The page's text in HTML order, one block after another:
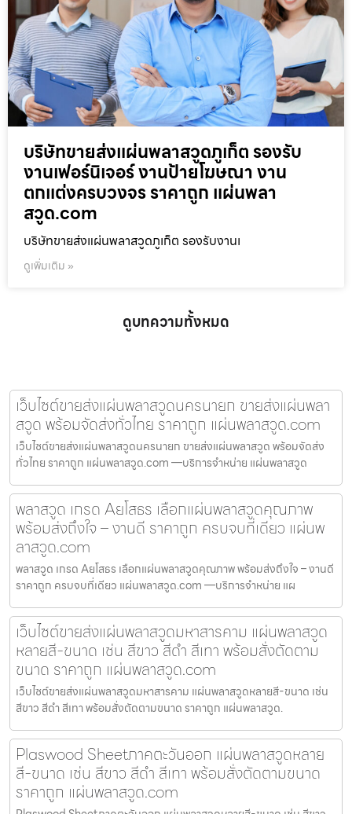
บริษัทขายส่งแผ่นพลาสวูดภูเก็ต รองรับ
งานเฟอร์นิเจอร์ งานป้ายโฆษณา งาน
ตกแต่งครบวงจร ราคาถูก แผ่นพลา
สวูด.com
บริษัทขายส่งแผ่นพลาสวูดภูเก็ต รองรับงานเ
ดูเพิ่มเติม »
ดูบทความทั้งหมด
เว็บไซต์ขายส่งแผ่นพลาสวูดนครนายก ขายส่งแผ่นพลา
สวูด พร้อมจัดส่งทั่วไทย ราคาถูก แผ่นพลาสวูด.com
เว็บไซต์ขายส่งแผ่นพลาสวูดนครนายก ขายส่งแผ่นพลาสวูด พร้อมจัดส่ง
ทั่วไทย ราคาถูก แผ่นพลาสวูด.com —บริการจำหน่าย แผ่นพลาสวูด
พลาสวูด เกรด Aยโสธร เลือกแผ่นพลาสวูดคุณภาพ
พร้อมส่งถึงใจ – งานดี ราคาถูก ครบจบที่เดียว แผ่นพ
ลาสวูด.com
พลาสวูด เกรด Aยโสธร เลือกแผ่นพลาสวูดคุณภาพ พร้อมส่งถึงใจ – งานดี
ราคาถูก ครบจบที่เดียว แผ่นพลาสวูด.com —บริการจำหน่าย แผ
เว็บไซต์ขายส่งแผ่นพลาสวูดมหาสารคาม แผ่นพลาสวูด
หลายสี-ขนาด เช่น สีขาว สีดำ สีเทา พร้อมสั่งตัดตาม
ขนาด ราคาถูก แผ่นพลาสวูด.com
เว็บไซต์ขายส่งแผ่นพลาสวูดมหาสารคาม แผ่นพลาสวูดหลายสี-ขนาด เช่น
สีขาว สีดำ สีเทา พร้อมสั่งตัดตามขนาด ราคาถูก แผ่นพลาสวูด.
Plaswood Sheetภาคตะวันออก แผ่นพลาสวูดหลาย
สี-ขนาด เช่น สีขาว สีดำ สีเทา พร้อมสั่งตัดตามขนาด
ราคาถูก แผ่นพลาสวูด.com